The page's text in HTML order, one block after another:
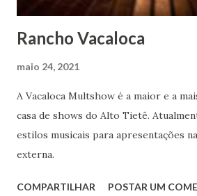
Rancho Vacaloca
maio 24, 2021
A Vacaloca Multshow é a maior e a
casa de shows do Alto Tietê.
estilos musicais para apresentações
externa.
COMPARTILHAR
POSTAR UM